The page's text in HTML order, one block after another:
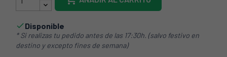
Disponible
* Si realizas tu pedido antes de las 17:30h. (salvo festivo en
destino y excepto fines de semana)